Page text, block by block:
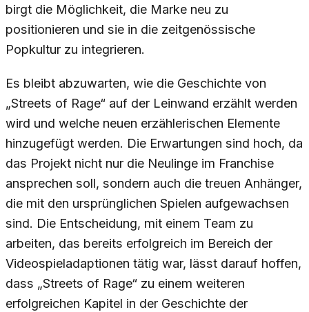
birgt die Möglichkeit, die Marke neu zu
positionieren und sie in die zeitgenössische
Popkultur zu integrieren.
Es bleibt abzuwarten, wie die Geschichte von
„Streets of Rage“ auf der Leinwand erzählt werden
wird und welche neuen erzählerischen Elemente
hinzugefügt werden. Die Erwartungen sind hoch, da
das Projekt nicht nur die Neulinge im Franchise
ansprechen soll, sondern auch die treuen Anhänger,
die mit den ursprünglichen Spielen aufgewachsen
sind. Die Entscheidung, mit einem Team zu
arbeiten, das bereits erfolgreich im Bereich der
Videospieladaptionen tätig war, lässt darauf hoffen,
dass „Streets of Rage“ zu einem weiteren
erfolgreichen Kapitel in der Geschichte der